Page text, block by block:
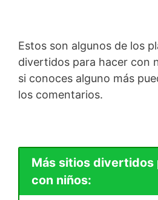
Estos son algunos de los
divertidos para hacer con
si conoces alguno más
los comentarios.
Más sitios divertidos
con niños: